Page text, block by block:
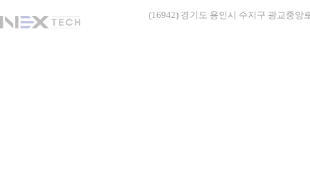
(16942) 경기도 용인시 수지구 광교중앙